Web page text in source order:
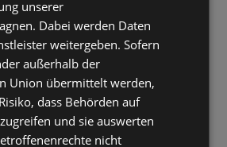
Prospekt nur gültig bis:
Entfernt: 1,87 km
unserer
Dabei werden Daten
weitergeben. Sofern
außerhalb der
Union übermittelt werden,
dass Behörden auf
und sie auswerten
nicht